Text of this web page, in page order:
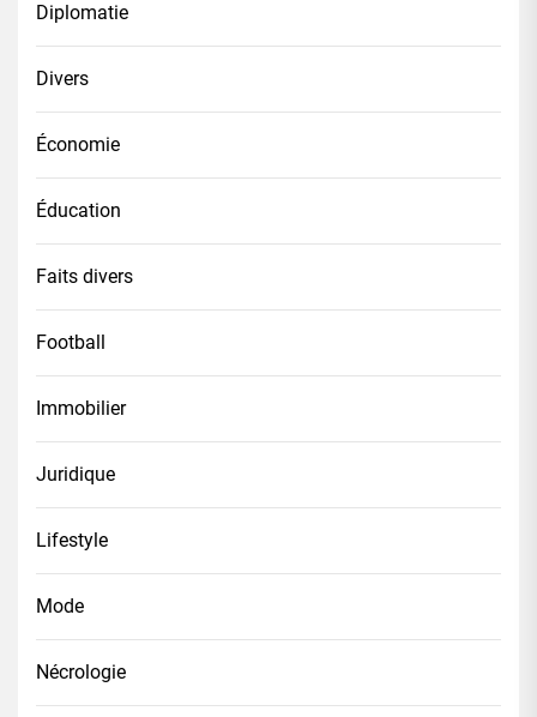
Diplomatie
Divers
Économie
Éducation
Faits divers
Football
Immobilier
Juridique
Lifestyle
Mode
Nécrologie